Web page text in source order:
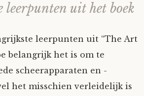
leerpunten uit het boek
leerpunten uit “The Art
belangrijk het is om te
scheerapparaten en -
het misschien verleidelijk is